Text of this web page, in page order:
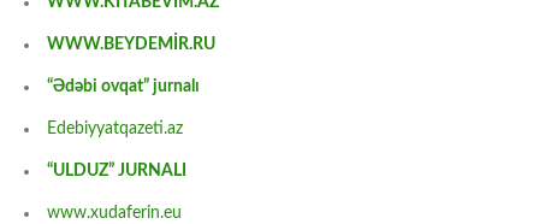
WWW.BEYDEMİR.RU
“Ədəbi ovqat” jurnalı
Edebiyyatqazeti.az
“ULDUZ” JURNALI
www.xudaferin.eu